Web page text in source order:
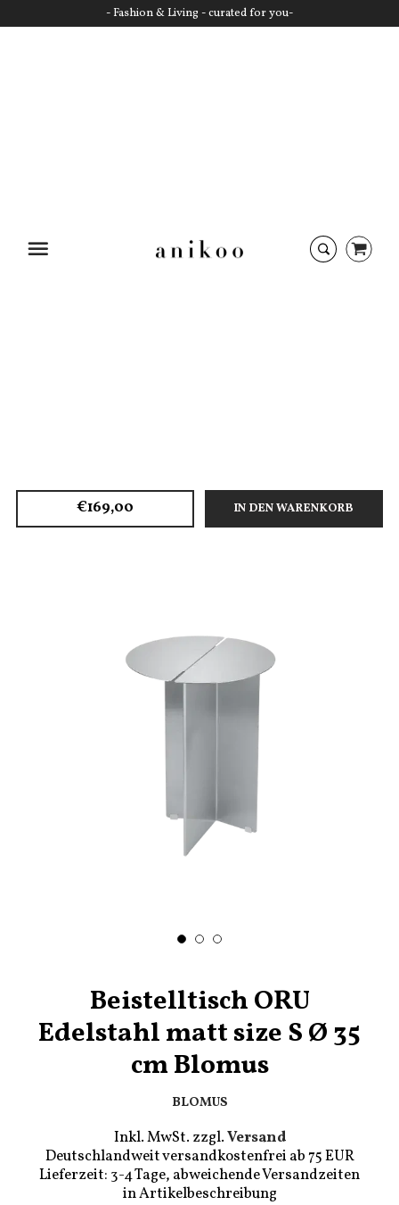
- Fashion & Living - curated for you-
€169,00 IN DEN WARENKORB
Beistelltisch ORU
Edelstahl matt size S Ø 35
cm Blomus
BLOMUS
Inkl. MwSt. zzgl.Versand
Deutschlandweit versandkostenfrei ab 75 EUR
Lieferzeit: 3-4 Tage, abweichende Versandzeiten
in Artikelbeschreibung